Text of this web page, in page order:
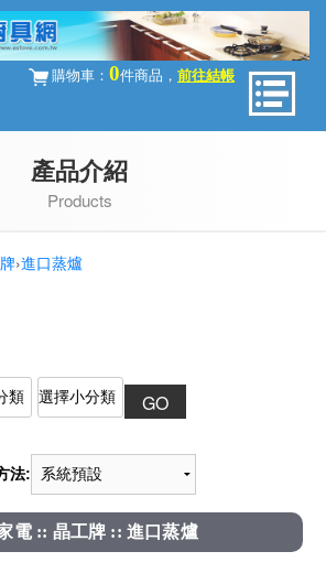
購物車： 0件商品， 前往結帳
產品介紹
Products
›進口蒸爐
法:
電 :: 晶工牌 :: 進口蒸爐